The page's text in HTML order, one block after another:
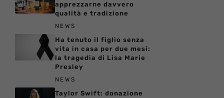
apprezzarne davvero
qualità e tradizione
NEWS
Ha tenuto il figlio senza
vita in casa per due mesi:
la tragedia di Lisa Marie
Presley
NEWS
Taylor Swift: donazione